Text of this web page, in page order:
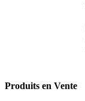
Produits en Vente